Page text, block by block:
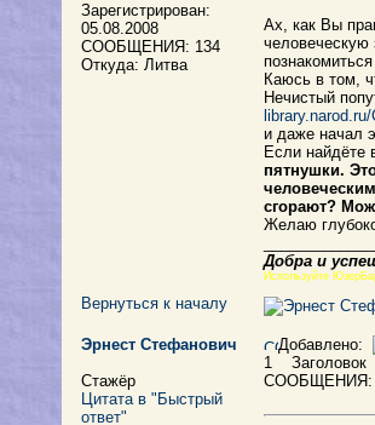
Зарегистрирован:
05.08.2008
СООБЩЕНИЯ: 134
Откуда: Литва
Ах, как Вы
человеческую
Каюсь в том,
Нечистый
и даже начал
Если найдёте
пятнушки.
сгорают?
Желаю
Добра и
Используйте
Вернуться к началу
Эрнест Стефанович
Стажёр
Цитата в "Быстрый
ответ"
Добавлено:
1
Заголовок
СООБЩЕНИЯ: